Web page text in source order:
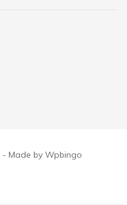
- Made by Wpbingo